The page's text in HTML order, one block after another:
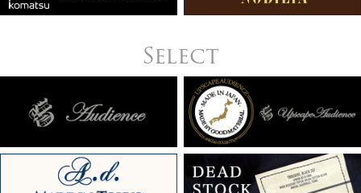
Select